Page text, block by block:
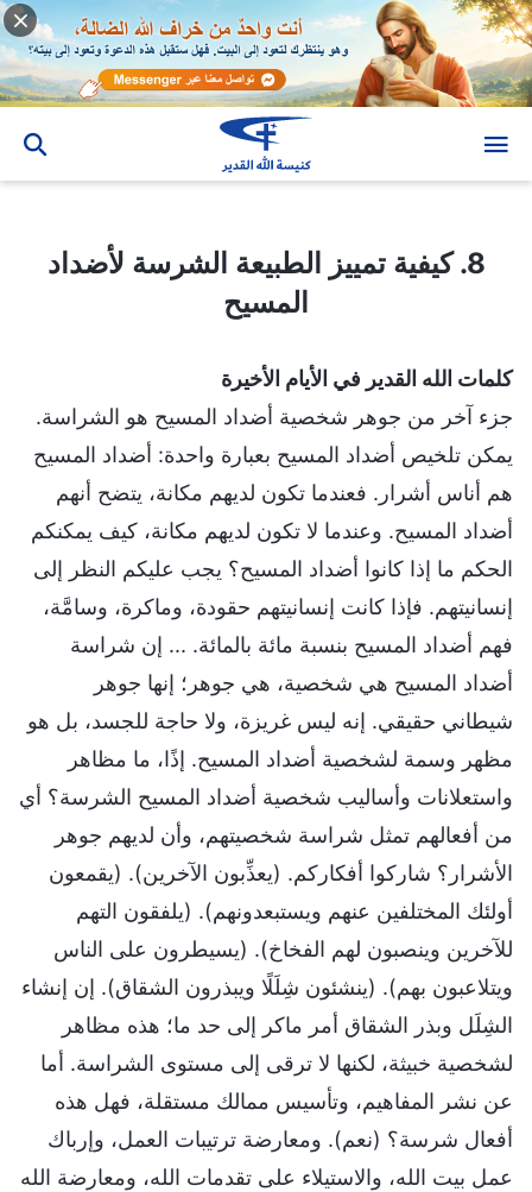
8. كيفية تمييز الطبيعة الشرسة لأضداد
المسيح
كلمات الله القدير في الأيام الأخيرة
جزء آخر من جوهر شخصية أضداد المسيح هو الشراسة.
يمكن تلخيص أضداد المسيح بعبارة واحدة: أضداد المسيح
هم أناس أشرار. فعندما تكون لديهم مكانة، يتضح أنهم
أضداد المسيح. وعندما لا تكون لديهم مكانة، كيف يمكنكم
الحكم ما إذا كانوا أضداد المسيح؟ يجب عليكم النظر إلى
إنسانيتهم. فإذا كانت إنسانيتهم حقودة، وماكرة، وسامَّة،
فهم أضداد المسيح بنسبة مائة بالمائة. ... إن شراسة
أضداد المسيح هي شخصية، هي جوهر؛ إنها جوهر
شيطاني حقيقي. إنه ليس غريزة، ولا حاجة للجسد، بل هو
مظهر وسمة لشخصية أضداد المسيح. إذًا، ما مظاهر
واستعلانات وأساليب شخصية أضداد المسيح الشرسة؟ أي
من أفعالهم تمثل شراسة شخصيتهم، وأن لديهم جوهر
الأشرار؟ شاركوا أفكاركم. (يعذِّبون الآخرين). (يقمعون
أولئك المختلفين عنهم ويستبعدونهم). (يلفقون التهم
للآخرين وينصبون لهم الفخاخ). (يسيطرون على الناس
ويتلاعبون بهم). (ينشئون شِلَلًا ويبذرون الشقاق). إن إنشاء
الشِلَل وبذر الشقاق أمر ماكر إلى حد ما؛ هذه مظاهر
لشخصية خبيثة، لكنها لا ترقى إلى مستوى الشراسة. أما
عن نشر المفاهيم، وتأسيس ممالك مستقلة، فهل هذه
أفعال شرسة؟ (نعم). ومعارضة ترتيبات العمل، وإرباك
عمل بيت الله، والاستيلاء على تقدمات الله، ومعارضة الله